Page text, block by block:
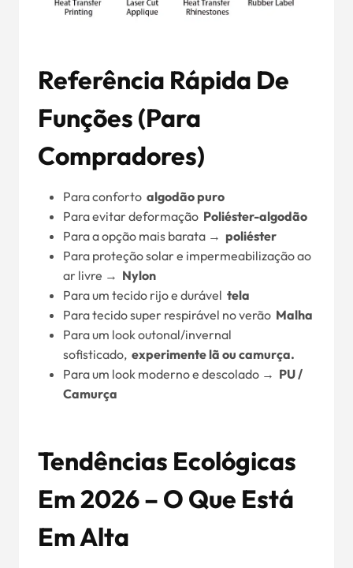
Referência Rápida De
Funções (Para
Compradores)
Para conforto algodão puro
Para evitar deformação Poliéster-algodão
Para a opção mais barata → poliéster
Para proteção solar e impermeabilização ao
ar livre → Nylon
Para um tecido rijo e durável tela
Para tecido super respirável no verão Malha
Para um look outonal/invernal
sofisticado, experimente lã ou camurça.
Para um look moderno e descolado → PU /
Camurça
Tendências Ecológicas
Em 2026 – O Que Está
Em Alta